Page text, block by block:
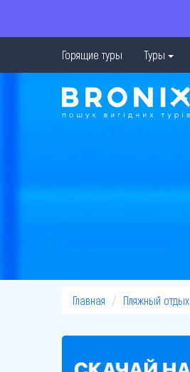
Горящие туры Туры
Главная Пляжный отдых